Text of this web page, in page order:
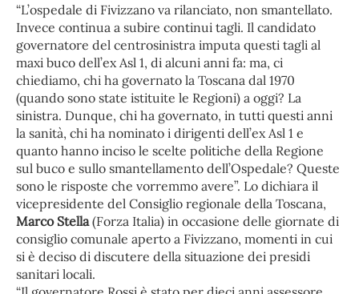
“L’ospedale di Fivizzano va rilanciato, non smantellato.
Invece continua a subire continui tagli. Il candidato
governatore del centrosinistra imputa questi tagli al
maxi buco dell’ex Asl 1, di alcuni anni fa: ma, ci
chiediamo, chi ha governato la Toscana dal 1970
(quando sono state istituite le Regioni) a oggi? La
sinistra. Dunque, chi ha governato, in tutti questi anni
la sanità, chi ha nominato i dirigenti dell’ex Asl 1 e
quanto hanno inciso le scelte politiche della Regione
sul buco e sullo smantellamento dell’Ospedale? Queste
sono le risposte che vorremmo avere”. Lo dichiara il
vicepresidente del Consiglio regionale della Toscana,
Marco Stella(Forza Italia) in occasione delle giornate di
consiglio comunale aperto a Fivizzano, momenti in cui
si è deciso di discutere della situazione dei presidi
sanitari locali.